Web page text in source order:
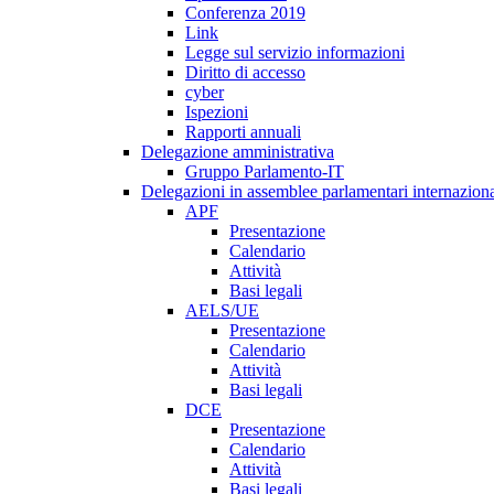
Conferenza 2019
Link
Legge sul servizio informazioni
Diritto di accesso
cyber
Ispezioni
Rapporti annuali
Delegazione amministrativa
Gruppo Parlamento-IT
Delegazioni in assemblee parlamentari
APF
Presentazione
Calendario
Attività
Basi legali
AELS/UE
Presentazione
Calendario
Attività
Basi legali
DCE
Presentazione
Calendario
Attività
Basi legali